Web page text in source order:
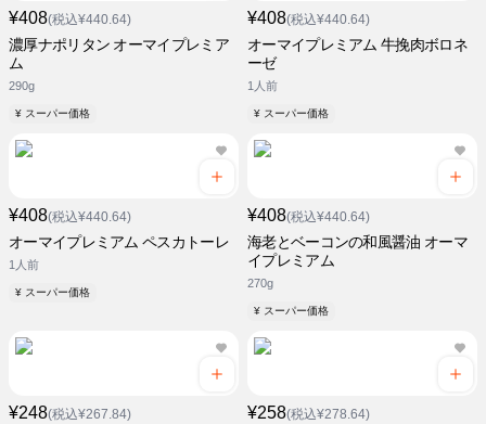
¥408(税込¥440.64)
濃厚ナポリタン オーマイプレミア
ム
290g
¥ スーパー価格
¥408(税込¥440.64)
オーマイプレミアム 牛挽肉ボロネ
ーゼ
1人前
¥ スーパー価格
¥408(税込¥440.64)
オーマイプレミアム ペスカトーレ
1人前
¥ スーパー価格
¥408(税込¥440.64)
海老とベーコンの和風醤油 オーマ
イプレミアム
270g
¥ スーパー価格
¥248(税込¥267.84) ¥258(税込¥278.64)